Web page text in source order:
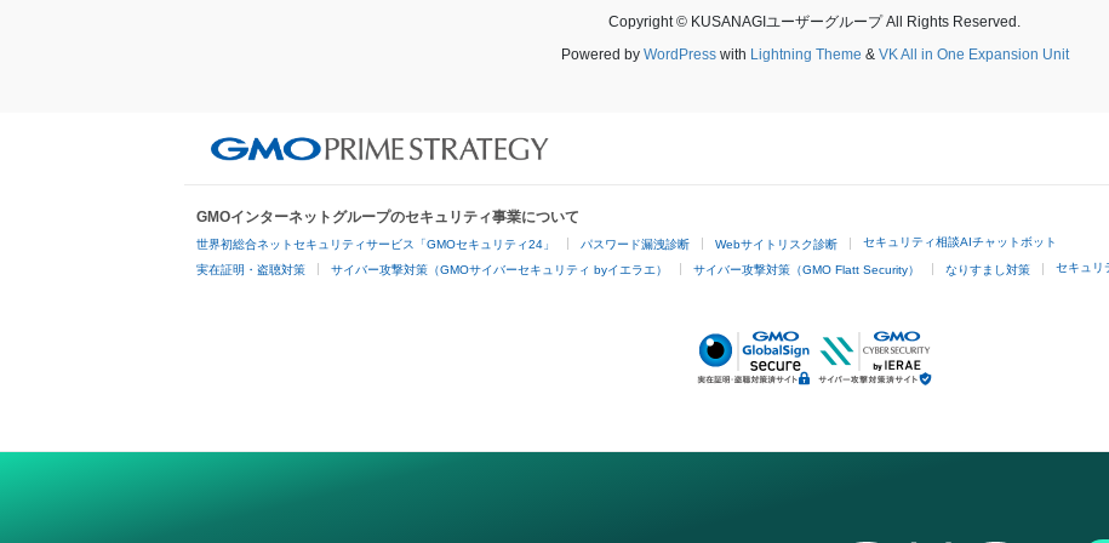
Copyright © KUSANAGIユーザーグループ All Rights Reserved.
Powered by WordPresswith Lightning Theme & VK All in One Expansion Unit
GMOインターネットグループのセキュリティ事業について
世界初総合ネットセキュリティサービス「GMOセキュリティ24」 パスワード漏洩診断 Webサイトリスク診断 セキュリティ相談AIチャットボット
実在証明・盗聴対策 サイバー攻撃対策（GMOサイバーセキュリティ byイエラエ） サイバー攻撃対策（GMO Flatt Security） なりすまし対策 セキュリ